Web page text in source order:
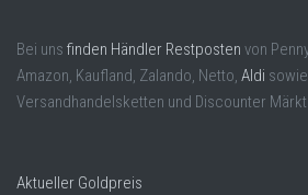
Bei uns finden Händler Restposten von
Amazon, Kaufland, Zalando, Netto, Aldi
Versandhandelsketten und Discounter
Aktueller Goldpreis